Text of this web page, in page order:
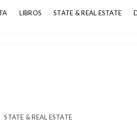
LIBROS STATE & REAL ESTATE
STATE & REAL ESTATE